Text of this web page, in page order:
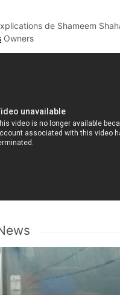
de Shameem
Owners